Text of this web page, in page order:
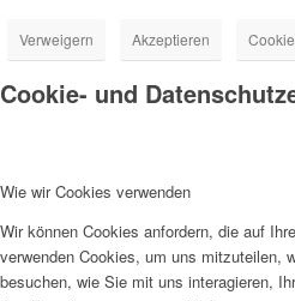
Verweigern Akzeptieren
Cookie- und
Wie wir Cookies verwenden
Wir können Cookies anfordern, die auf
verwenden Cookies, um uns mitzuteilen,
besuchen, wie Sie mit uns interagieren,